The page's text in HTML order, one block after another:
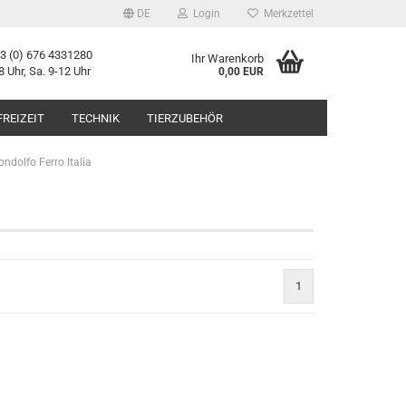
DE Login Merkzettel
(0) 676 4331280
Uhr, Sa. 9-12 Uhr
Ihr Warenkorb
0,00 EUR
TECHNIK TIERZUBEHÖR
Ferro Italia
1